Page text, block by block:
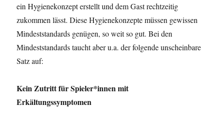
ein Hygienekonzept erstellt und dem Gast rechtzeitig
zukommen lässt. Diese Hygienekonzepte müssen gewissen
Mindeststandards genügen, so weit so gut. Bei den
Mindeststandards taucht aber u.a. der folgende unscheinbare
Satz auf:
Kein Zutritt für Spieler*innen mit
Erkältungssymptomen